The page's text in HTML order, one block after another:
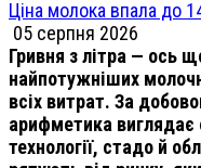
Ціна молока впала до
05 серпня 2026
Гривня з літра — ось
найпотужніших
всіх витрат. За
арифметика виглядає
технології, стадо й